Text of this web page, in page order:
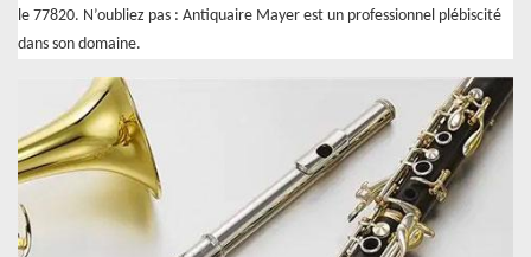
le 77820. N’oubliez pas : Antiquaire Mayer est un professionnel plébiscité
dans son domaine.